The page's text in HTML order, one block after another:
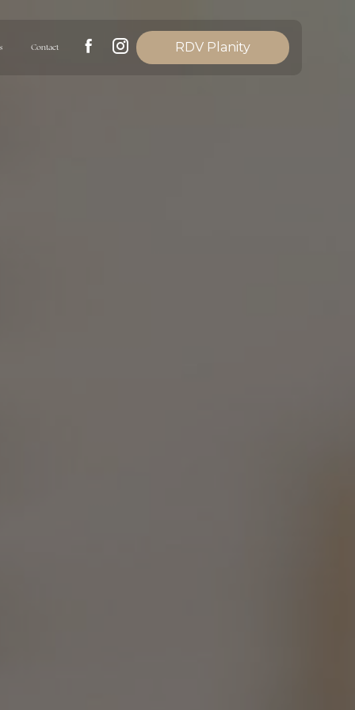
Contact RDV Planity